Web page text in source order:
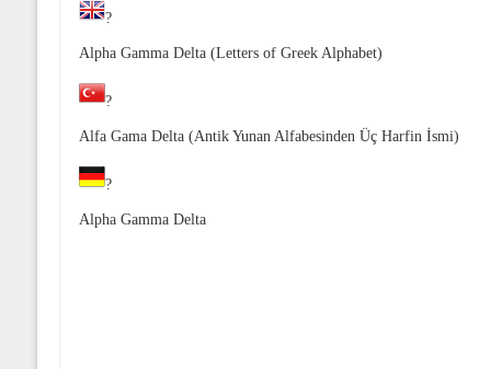
?
Alpha Gamma Delta (Letters of Greek Alphabet)
?
Alfa Gama Delta (Antik Yunan Alfabesinden Üç Harfin İsmi)
?
Alpha Gamma Delta